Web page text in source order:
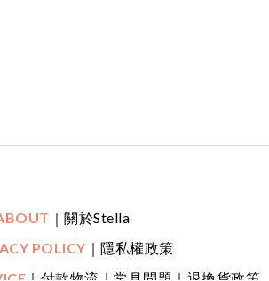
｜關於Stella
POLICY ｜隱私權政策